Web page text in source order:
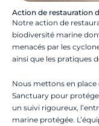
Action de restauration
Notre action de
biodiversité marine
menacés par les
ainsi que les pratiques
Nous mettons en place
Sanctuary pour
un suivi rigoureux,
marine protégée.